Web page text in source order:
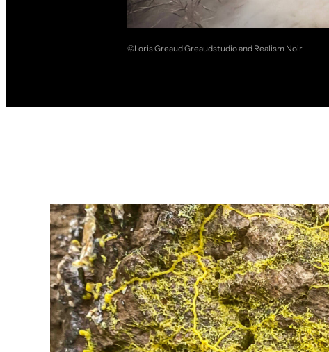
©Loris Greaud Greaudstudio and Realism Noir